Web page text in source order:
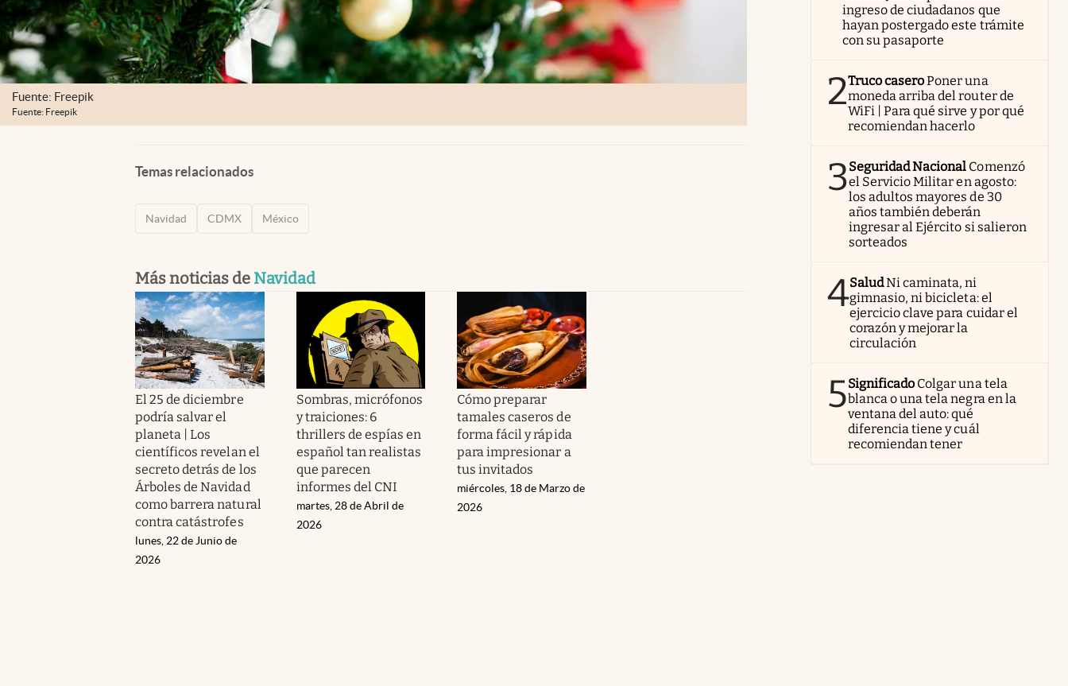
Fuente: Freepik
Fuente: Freepik
Temas relacionados
Navidad CDMX México
Más noticias de Navidad
El 25 de diciembre
podría salvar el
planeta | Los
científicos revelan el
secreto detrás de los
Árboles de Navidad
como barrera natural
contra catástrofes
lunes, 22 de Junio de
2026
Sombras, micrófonos
y traiciones: 6
thrillers de espías en
español tan realistas
que parecen
informes del CNI
martes, 28 de Abril de
2026
Cómo preparar
tamales caseros de
forma fácil y rápida
para impresionar a
tus invitados
miércoles, 18 de Marzo de
2026
ingreso de ciudadanos que
hayan postergado este trámite
con su pasaporte
2Truco caseroPoner una
moneda arriba del router de
WiFi | Para qué sirve y por qué
recomiendan hacerlo
3Seguridad Nacional Comenzó
el Servicio Militar en agosto:
los adultos mayores de 30
años también deberán
ingresar al Ejército si salieron
sorteados
4SaludNi caminata, ni
gimnasio, ni bicicleta: el
ejercicio clave para cuidar el
corazón y mejorar la
circulación
5Significado Colgar una tela
blanca o una tela negra en la
ventana del auto: qué
diferencia tiene y cuál
recomiendan tener